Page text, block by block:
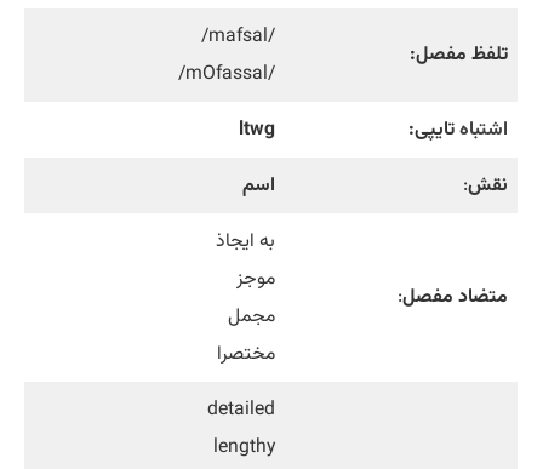
تلفظ مفصل:
/mafsal/
/mOfassal/
اشتباهتایپی:
ltwg
نقش: اسم
متضاد مفصل:
به ایجاذ
موجز
مجمل
مختصرا
detailed
lengthy